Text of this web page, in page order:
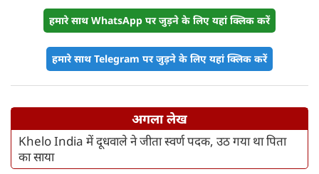
हमारे साथ WhatsApp पर जुड़ने के लिए यहां क्लिक करें
हमारे साथ Telegram पर जुड़ने के लिए यहां क्लिक करें
अगला लेख
Khelo India में दूधवाले ने जीता स्वर्ण पदक, उठ गया था पिता
का साया